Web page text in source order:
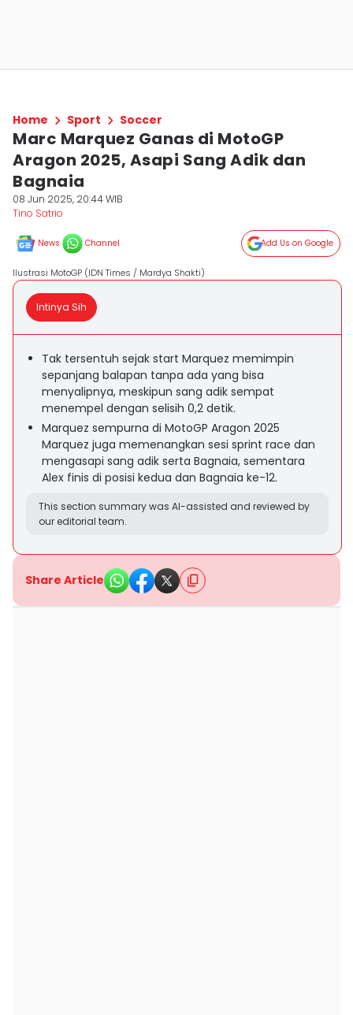
Home Sport Soccer
Marc Marquez Ganas di MotoGP
Aragon 2025, Asapi Sang Adik dan
Bagnaia
08 Jun 2025, 20:44 WIB
Tino Satrio
News Channel Add Us on Google
Ilustrasi MotoGP (IDN Times / Mardya Shakti)
Intinya Sih
Tak tersentuh sejak start Marquez memimpin
sepanjang balapan tanpa ada yang bisa
menyalipnya, meskipun sang adik sempat
menempel dengan selisih 0,2 detik.
Marquez sempurna di MotoGP Aragon 2025
Marquez juga memenangkan sesi sprint race dan
mengasapi sang adik serta Bagnaia, sementara
Alex finis di posisi kedua dan Bagnaia ke-12.
This section summary was AI-assisted and reviewed by
our editorial team.
Share Article